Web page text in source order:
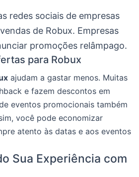
redes sociais de empresas
de Robux. Empresas
promoções relâmpago.
para Robux
ajudam a gastar menos. Muitas
e fazem descontos em
eventos promocionais também
você pode economizar
atento às datas e aos eventos
Sua Experiência com